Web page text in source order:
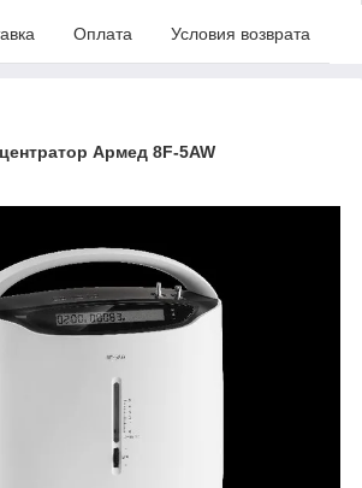
Оплата Условия возврата
Армед 8F-5AW